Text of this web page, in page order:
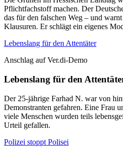
Pflichtfachstoff machen. Der
das für den falschen Weg – und
Klausuren. Er schlägt ein eigenes
Lebenslang für den Attentäter
Anschlag auf Ver.di-Demo
Lebenslang für den
Der 25-jährige Farhad N. war von
Demonstranten gefahren. Eine Frau
viele Menschen wurden teils
Urteil gefallen.
Polizei stoppt Polisei